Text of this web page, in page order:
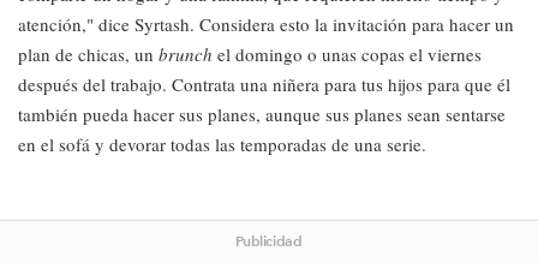
atención," dice Syrtash. Considera esto la invitación para hacer un
plan de chicas, un brunch el domingo o unas copas el viernes
después del trabajo. Contrata una niñera para tus hijos para que él
también pueda hacer sus planes, aunque sus planes sean sentarse
en el sofá y devorar todas las temporadas de una serie.
Publicidad